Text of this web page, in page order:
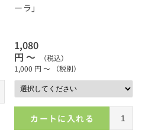
ーラ」
1,080
円 ～
（税込）
1,000 円 ～ （税別）
カートに入れる